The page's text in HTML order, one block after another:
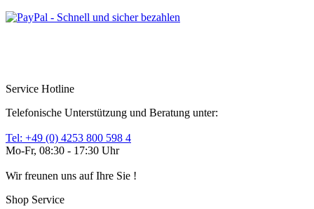
Service Hotline
Telefonische Unterstützung und Beratung unter:
Tel: +49 (0) 4253 800 598 4
Mo-Fr, 08:30 - 17:30 Uhr
Wir freunen uns auf Ihre Sie !
Shop Service